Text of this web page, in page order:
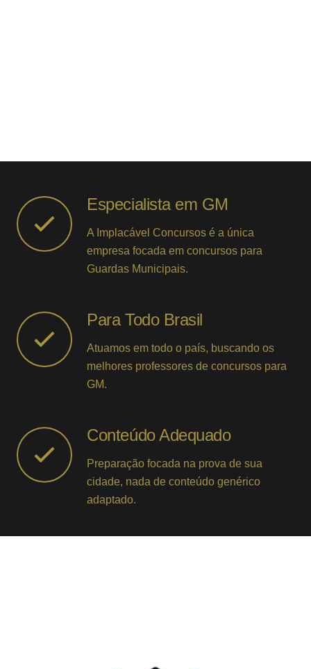
Especialista em GM
A Implacável Concursos é a única
empresa focada em concursos para
Guardas Municipais.
Para Todo Brasil
Atuamos em todo o país, buscando os
melhores professores de concursos para
GM.
Conteúdo Adequado
Preparação focada na prova de sua
cidade, nada de conteúdo genérico
adaptado.